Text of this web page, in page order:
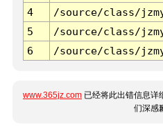
4
/source/class/
5
/source/class/
6
/source/class/
www.365jz.com 已经将此出错信息详
们深感